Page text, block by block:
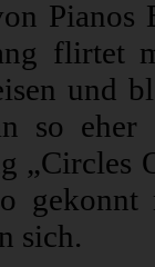
Pianos
flirtet
und
so
„Circles
sich.